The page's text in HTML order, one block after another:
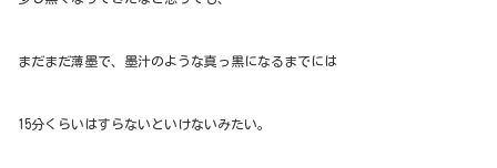
まだまだ薄墨で、墨汁のような真っ黒になるまでには
15分くらいはすらないといけないみたい。